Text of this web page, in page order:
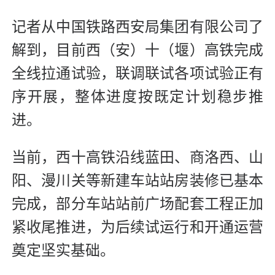
记者从中国铁路西安局集团有限公司了
解到，目前西（安）十（堰）高铁完成
全线拉通试验，联调联试各项试验正有
序开展，整体进度按既定计划稳步推
进。
当前，西十高铁沿线蓝田、商洛西、山
阳、漫川关等新建车站站房装修已基本
完成，部分车站站前广场配套工程正加
紧收尾推进，为后续试运行和开通运营
奠定坚实基础。